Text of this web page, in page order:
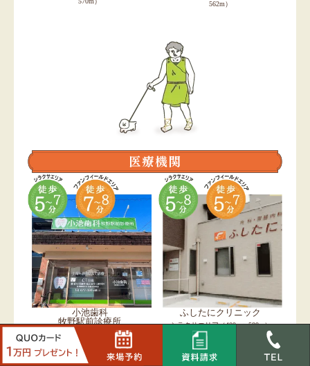
562m）
小池歯科
牧野駅前診療所
シラクサエリア（350m〜538m）
シラクサエリア（350m〜538m）
ふしたにクリニック
シラクサエリア（400m〜588m）
ファンフィールドエリア（400m〜